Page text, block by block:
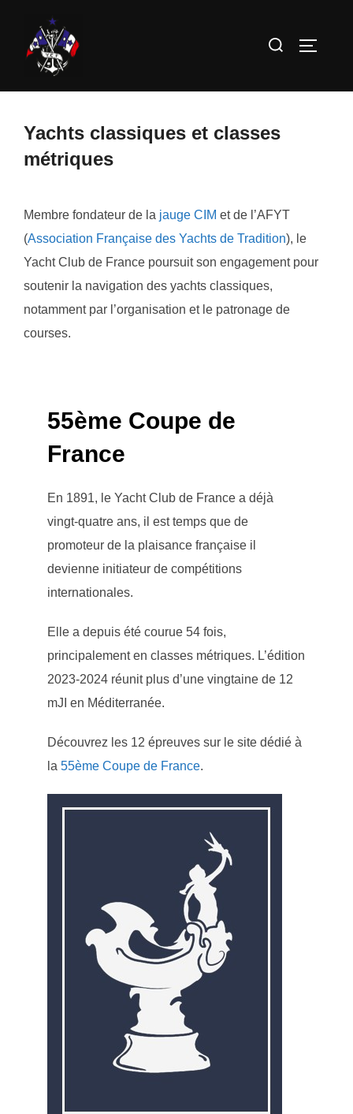
contenu
Rechercher :
Yachts classiques et classes
métriques
Membre fondateur de la jauge CIM et de l’AFYT
(Association Française des Yachts de Tradition), le
Yacht Club de France poursuit son engagement pour
soutenir la navigation des yachts classiques,
notamment par l’organisation et le patronage de
courses.
55ème Coupe de
France
En 1891, le Yacht Club de France a déjà
vingt-quatre ans, il est temps que de
promoteur de la plaisance française il
devienne initiateur de compétitions
internationales.
Elle a depuis été courue 54 fois,
principalement en classes métriques. L’édition
2023-2024 réunit plus d’une vingtaine de 12
mJI en Méditerranée.
Découvrez les 12 épreuves sur le site dédié à
la 55ème Coupe de France.